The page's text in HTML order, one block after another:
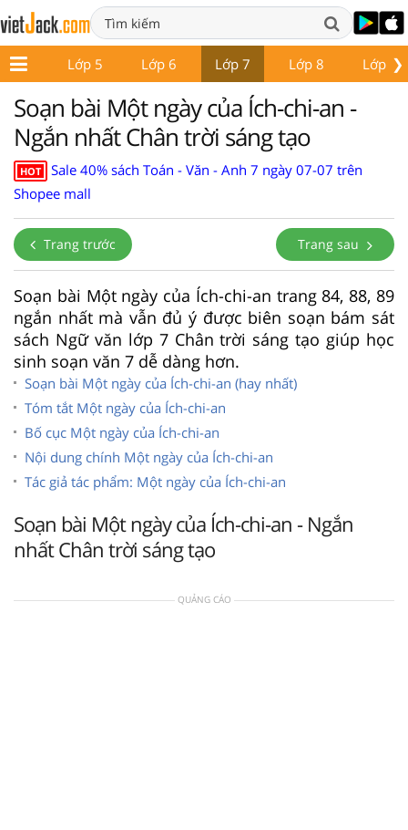
❯
4 Lớp 5 Lớp 6 Lớp 7 Lớp 8 Lớp 9
Soạn bài Một ngày của Ích-chi-an -
Ngắn nhất Chân trời sáng tạo
HOT
Sale 40% sách Toán - Văn - Anh 7 ngày 07-07 trên
Shopee mall
Trang trước Trang sau
Soạn bài Một ngày của Ích-chi-an trang 84, 88, 89
ngắn nhất mà vẫn đủ ý được biên soạn bám sát
sách Ngữ văn lớp 7 Chân trời sáng tạo giúp học
sinh soạn văn 7 dễ dàng hơn.
Soạn bài Một ngày của Ích-chi-an (hay nhất)
Tóm tắt Một ngày của Ích-chi-an
Bố cục Một ngày của Ích-chi-an
Nội dung chính Một ngày của Ích-chi-an
Tác giả tác phẩm: Một ngày của Ích-chi-an
Soạn bài Một ngày của Ích-chi-an - Ngắn
nhất Chân trời sáng tạo
QUẢNG CÁO